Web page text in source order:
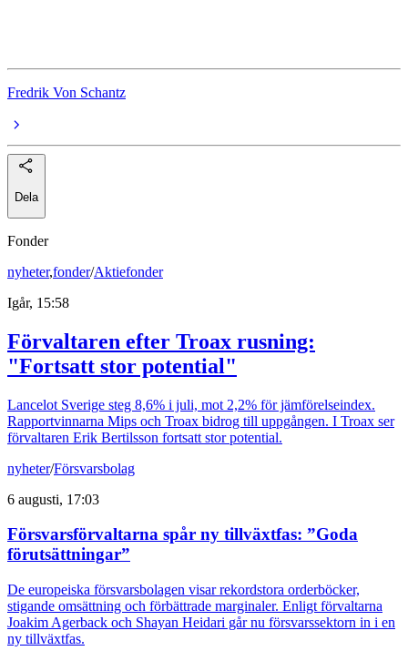
Fredrik Von Schantz
Dela
Fonder
nyheter,fonder/Aktiefonder
Igår, 15:58
Förvaltaren efter Troax rusning:
"Fortsatt stor potential"
Lancelot Sverige steg 8,6% i juli, mot 2,2% för jämförelseindex.
Rapportvinnarna Mips och Troax bidrog till uppgången. I Troax ser
förvaltaren Erik Bertilsson fortsatt stor potential.
nyheter/Försvarsbolag
6 augusti, 17:03
Försvarsförvaltarna spår ny tillväxtfas: ”Goda
förutsättningar”
De europeiska försvarsbolagen visar rekordstora orderböcker,
stigande omsättning och förbättrade marginaler. Enligt förvaltarna
Joakim Agerback och Shayan Heidari går nu försvarssektorn in i en
ny tillväxtfas.